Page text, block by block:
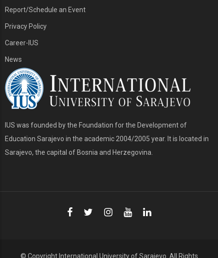
Report/Schedule an Event
Privacy Policy
Career-IUS
News
IUS was founded by the Foundation for the Development of
Education Sarajevo in the academic 2004/2005 year. It is located in
Sarajevo, the capital of Bosnia and Herzegovina.
© Copyright International University of Sarajevo . All Rights